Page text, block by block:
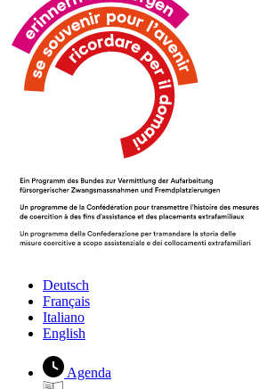
Deutsch
Français
Italiano
English
Agenda